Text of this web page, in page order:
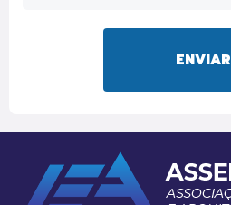
ENVIAR